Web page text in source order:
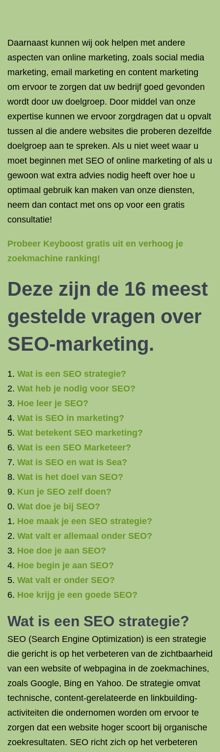
Daarnaast kunnen wij ook helpen met andere
aspecten van online marketing, zoals social media
marketing, email marketing en content marketing
om ervoor te zorgen dat uw bedrijf goed gevonden
wordt door uw doelgroep. Door middel van onze
expertise kunnen we ervoor zorgdragen dat u opvalt
tussen al die andere websites die proberen dezelfde
doelgroep aan te spreken. Als u niet weet waar u
moet beginnen met SEO of online marketing of als u
gewoon wat extra advies nodig heeft over hoe u
optimaal gebruik kan maken van onze diensten,
neem dan contact met ons op voor een gratis
consultatie!
Probeer Keyboost gratis uit en verhoog je
zoekmachine ranking!
Deze zijn de 16 meest
gestelde vragen over
SEO-marketing.
Wat is een SEO strategie?
Wat heb je nodig voor SEO?
Hoe leer je SEO?
Wat is SEO in marketing?
Wat betekent SEO marketing?
Wat is een SEO Marketeer?
Wat is SEO en wat is Sea?
Wat is het doel van SEO?
Kun je SEO zelf doen?
Wat doe je bij SEO?
Hoe maak je een SEO strategie?
Wat valt er allemaal onder SEO?
Hoe doe je aan SEO?
Hoe begin je aan SEO?
Wat valt er onder SEO?
Hoe krijg je een goede SEO?
Wat is een SEO strategie?
SEO (Search Engine Optimization) is een strategie
die gericht is op het verbeteren van de zichtbaarheid
van een website of webpagina in de zoekmachines,
zoals Google, Bing en Yahoo. De strategie omvat
technische, content-gerelateerde en linkbuilding-
activiteiten die ondernomen worden om ervoor te
zorgen dat een website hoger scoort bij organische
zoekresultaten. SEO richt zich op het verbeteren